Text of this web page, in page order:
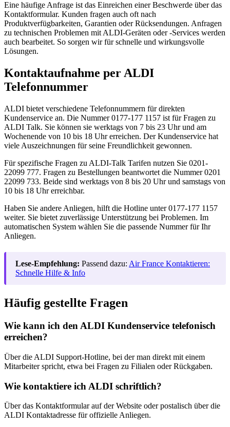
Eine häufige Anfrage ist das Einreichen einer Beschwerde über das
Kontaktformular. Kunden fragen auch oft nach
Produktverfügbarkeiten, Garantien oder Rücksendungen. Anfragen
zu technischen Problemen mit ALDI-Geräten oder -Services werden
auch bearbeitet. So sorgen wir für schnelle und wirkungsvolle
Lösungen.
Kontaktaufnahme per ALDI
Telefonnummer
ALDI bietet verschiedene Telefonnummern für direkten
Kundenservice an. Die Nummer 0177-177 1157 ist für Fragen zu
ALDI Talk. Sie können sie werktags von 7 bis 23 Uhr und am
Wochenende von 10 bis 18 Uhr erreichen. Der Kundenservice hat
viele Auszeichnungen für seine Freundlichkeit gewonnen.
Für spezifische Fragen zu ALDI-Talk Tarifen nutzen Sie 0201-
22099 777. Fragen zu Bestellungen beantwortet die Nummer 0201
22099 733. Beide sind werktags von 8 bis 20 Uhr und samstags von
10 bis 18 Uhr erreichbar.
Haben Sie andere Anliegen, hilft die Hotline unter 0177-177 1157
weiter. Sie bietet zuverlässige Unterstützung bei Problemen. Im
automatischen System wählen Sie die passende Nummer für Ihr
Anliegen.
Lese-Empfehlung: Passend dazu: Air France Kontaktieren:
Schnelle Hilfe & Info
Häufig gestellte Fragen
Wie kann ich den ALDI Kundenservice telefonisch
erreichen?
Über die ALDI Support-Hotline, bei der man direkt mit einem
Mitarbeiter spricht, etwa bei Fragen zu Filialen oder Rückgaben.
Wie kontaktiere ich ALDI schriftlich?
Über das Kontaktformular auf der Website oder postalisch über die
ALDI Kontaktadresse für offizielle Anliegen.